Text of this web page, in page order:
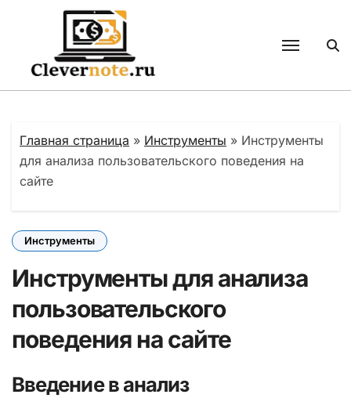
содержанию
Главная страница » Инструменты » Инструменты
для анализа пользовательского поведения на
сайте
Инструменты
Инструменты для анализа
пользовательского
поведения на сайте
Введение в анализ